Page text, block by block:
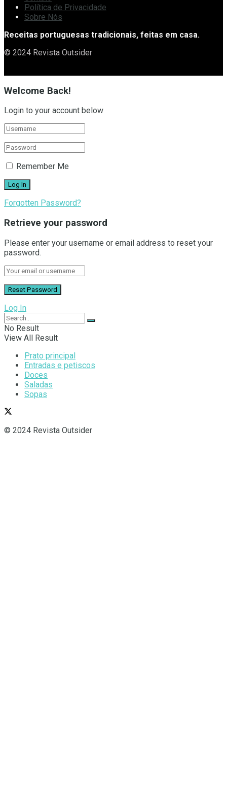
Política de Privacidade
Sobre Nós
Receitas portuguesas tradicionais, feitas em casa.
© 2024 Revista Outsider
Welcome Back!
Login to your account below
Remember Me
Forgotten Password?
Retrieve your password
Please enter your username or email address to reset your
password.
Log In
No Result
View All Result
Prato principal
Entradas e petiscos
Doces
Saladas
Sopas
© 2024 Revista Outsider